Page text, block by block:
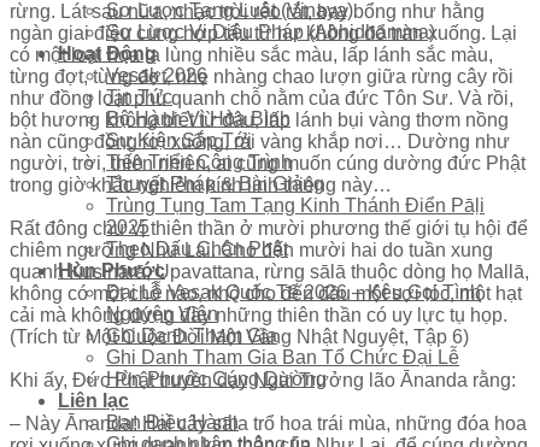
Sơ Lược Tạng Luật (Vinaya)
Sơ Lược Vi Diệu Pháp (Abhidhamma)
Hoạt Động
Vesak 2026
Tin Tức
Bộ Hành Vì Hòa Bình
Sự Kiện Sắp Tới
Tiến Triển Công Trình
Thuyết Pháp & Bài Giảng
Trùng Tụng Tam Tạng Kinh Thánh Điển Pāḷi
2025
Theo Dấu Chân Phật
Hùn Phước
Đại Lễ Vesak Quốc Tế 2026 – Kêu Gọi Tình
Nguyện Viên
Ghi Danh Tham Gia
Ghi Danh Tham Gia Ban Tổ Chức Đại Lễ
Hùn Phước Cúng Dường
Liên lạc
Ban Điều Hành
rừng. Lát sau nữa, nhạc trời réo rắt, bay bổng như hằng
ngàn giai điệu cùng hợp tấu từ hư không đổ tràn xuống. Lại
có một loại hoa lạ lùng nhiều sắc màu, lấp lánh sắc màu,
từng đợt, từng đợt, nhẹ nhàng chao lượn giữa rừng cây rồi
như đồng loạt phủ quanh chỗ nằm của đức Tôn Sư. Và rồi,
bột hương không biết từ đâu, lấp lánh bụi vàng thơm nồng
nàn cũng đồng rơi xuống, rải vàng khắp nơi… Dường như
người, trời, thiên nhiên, ai cũng muốn cúng dường đức Phật
trong giờ khắc nghiêm kính linh thiêng này…
Rất đông chư vị thiên thần ở mười phương thế giới tụ hội để
chiêm ngưỡng Như Lai. Cho đến mười hai do tuần xung
quanh Kusinārā, Upavattana, rừng sālā thuộc dòng họ Mallā,
không có một chỗ nào, nhỏ cho đến đầu một sợi tóc, một hạt
cải mà không đứng đầy những thiên thần có uy lực tụ họp.
(Trích từ Một Cuộc Đời Một Vầng Nhật Nguyệt, Tập 6)
Khi ấy, Đức Phật truyền dạy Ngài Trưởng lão Ānanda rằng:
– Này Ānanda! Hai cây sāla trổ hoa trái mùa, những đóa hoa